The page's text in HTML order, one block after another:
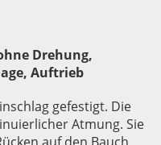
Drehung,
Auftrieb
gefestigt. Die
Atmung. Sie